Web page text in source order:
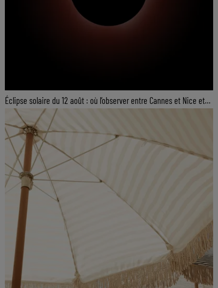
Éclipse solaire du 12 août : où l’observer entre Cannes et Nice et...